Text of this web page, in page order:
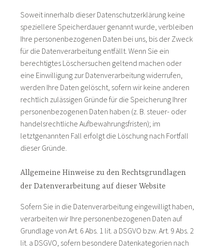
Soweit innerhalb dieser Datenschutzerklärung keine
speziellere Speicherdauer genannt wurde, verbleiben
Ihre personenbezogenen Daten bei uns, bis der Zweck
für die Datenverarbeitung entfällt. Wenn Sie ein
berechtigtes Löschersuchen geltend machen oder
eine Einwilligung zur Datenverarbeitung widerrufen,
werden Ihre Daten gelöscht, sofern wir keine anderen
rechtlich zulässigen Gründe für die Speicherung Ihrer
personenbezogenen Daten haben (z. B. steuer- oder
handelsrechtliche Aufbewahrungsfristen); im
letztgenannten Fall erfolgt die Löschung nach Fortfall
dieser Gründe.
Allgemeine Hinweise zu den Rechtsgrundlagen
der Datenverarbeitung auf dieser Website
Sofern Sie in die Datenverarbeitung eingewilligt haben,
verarbeiten wir Ihre personenbezogenen Daten auf
Grundlage von Art. 6 Abs. 1 lit. a DSGVO bzw. Art. 9 Abs. 2
lit. a DSGVO, sofern besondere Datenkategorien nach